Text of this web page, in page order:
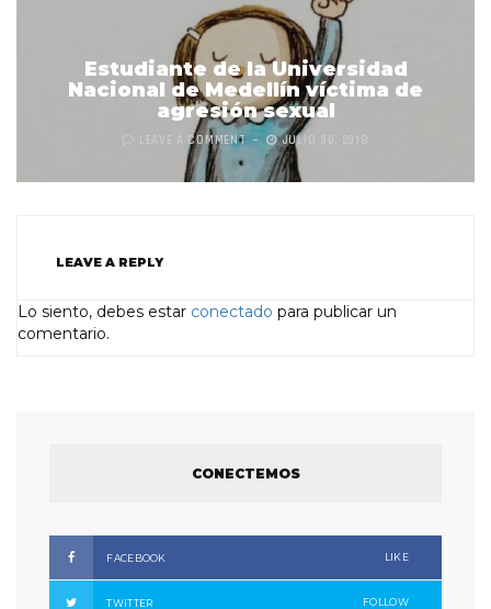
Estudiante de la Universidad
Nacional de Medellín víctima de
agresión sexual
LEAVE A COMMENT JULIO 30, 2018
LEAVE A REPLY
Lo siento, debes estar conectado para publicar un
comentario.
CONECTEMOS
FACEBOOK LIKE
TWITTER FOLLOW